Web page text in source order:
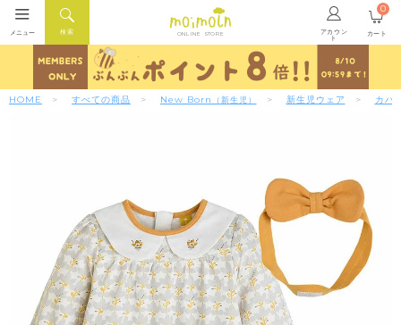
ONLINE STORE アカウン
ト
検索
メニュー カート
0
HOME すべての商品 New Born （新生児） 新生児ウェア カバ